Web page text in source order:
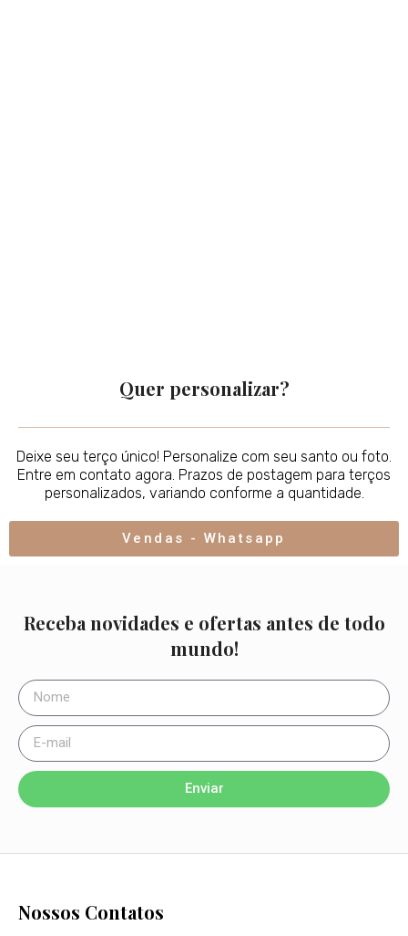
Quer personalizar?
Deixe seu terço único! Personalize com seu santo ou foto.
Entre em contato agora. Prazos de postagem para terços
personalizados, variando conforme a quantidade.
Vendas - Whatsapp
Receba novidades e ofertas antes de todo
mundo!
Enviar
Nossos Contatos